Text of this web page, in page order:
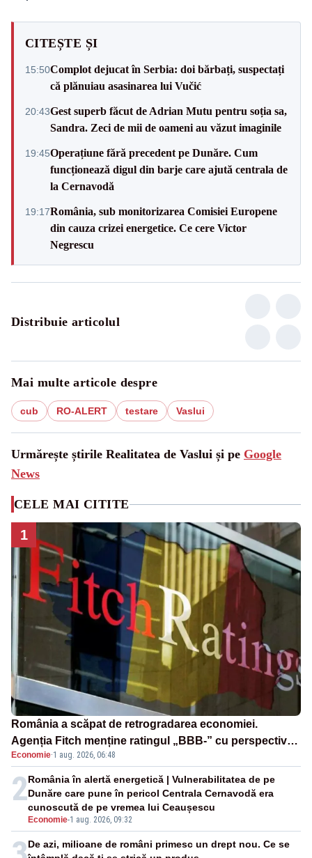
CITEȘTE ȘI
15:50Complot dejucat în Serbia: doi bărbați, suspectați
că plănuiau asasinarea lui Vučić
20:43Gest superb făcut de Adrian Mutu pentru soția sa,
Sandra. Zeci de mii de oameni au văzut imaginile
19:45Operațiune fără precedent pe Dunăre. Cum
funcționează digul din barje care ajută centrala de
la Cernavodă
19:17România, sub monitorizarea Comisiei Europene
din cauza crizei energetice. Ce cere Victor
Negrescu
Distribuie articolul
Mai multe articole despre
cub RO-ALERT testare Vaslui
Urmărește știrile Realitatea de Vaslui și pe Google
News
CELE MAI CITITE
1
România a scăpat de retrogradarea economiei.
Agenția Fitch menține ratingul „BBB-” cu perspectivă
negativă
Economie·1 aug. 2026, 06:48
2
Economie-1 aug. 2026, 09:32
România în alertă energetică | Vulnerabilitatea de pe
Dunăre care pune în pericol Centrala Cernavodă era
cunoscută de pe vremea lui Ceaușescu
De azi, milioane de români primesc un drept nou. Ce se